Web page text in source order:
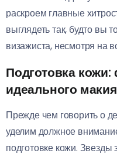
раскроем главные
выглядеть так, будто вы
визажиста, несмотря на
Подготовка
идеального
Прежде чем говорить о
уделим должное
подготовке кожи.